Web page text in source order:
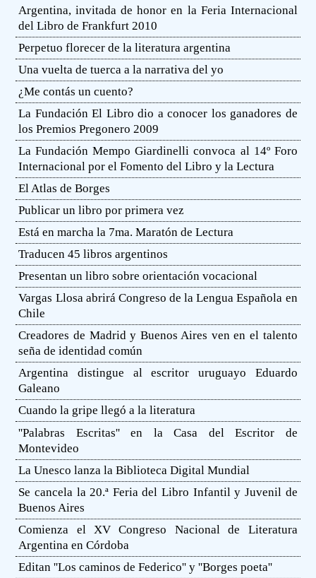
Argentina, invitada de honor en la Feria Internacional
del Libro de Frankfurt 2010
Perpetuo florecer de la literatura argentina
Una vuelta de tuerca a la narrativa del yo
¿Me contás un cuento?
La Fundación El Libro dio a conocer los ganadores de
los Premios Pregonero 2009
La Fundación Mempo Giardinelli convoca al 14º Foro
Internacional por el Fomento del Libro y la Lectura
El Atlas de Borges
Publicar un libro por primera vez
Está en marcha la 7ma. Maratón de Lectura
Traducen 45 libros argentinos
Presentan un libro sobre orientación vocacional
Vargas Llosa abrirá Congreso de la Lengua Española en
Chile
Creadores de Madrid y Buenos Aires ven en el talento
seña de identidad común
Argentina distingue al escritor uruguayo Eduardo
Galeano
Cuando la gripe llegó a la literatura
''Palabras Escritas'' en la Casa del Escritor de
Montevideo
La Unesco lanza la Biblioteca Digital Mundial
Se cancela la 20.ª Feria del Libro Infantil y Juvenil de
Buenos Aires
Comienza el XV Congreso Nacional de Literatura
Argentina en Córdoba
Editan ''Los caminos de Federico'' y ''Borges poeta''